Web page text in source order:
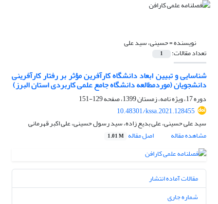
نویسنده =حسینی، سید علی
تعداد مقالات: 1
شناسایی و تبیین ابعاد دانشگاه کارآفرین مؤثر بر رفتار کارآفرینی
دانشجویان (موردمطالعه دانشگاه جامع علمی کاربردی استان البرز)
دوره 17، ویژه نامه، زمستان 1399، صفحه
129-151
10.48301/kssa.2021.128455
سید علی حسینی، علی بدیع زاده، سید رسول حسینی، علی اکبر قهرمانی
مشاهده مقاله
اصل مقاله 1.01 M
مقالات آماده انتشار
شماره جاری